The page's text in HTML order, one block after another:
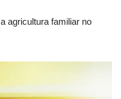
agricultura familiar no